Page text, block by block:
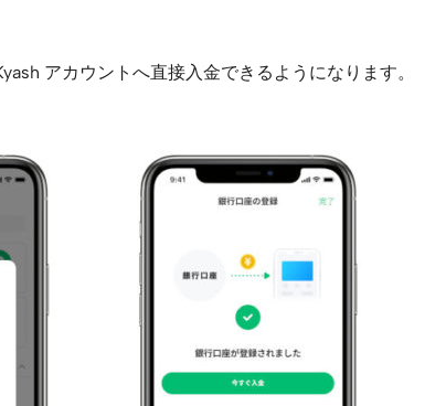
アカウントへ直接入金できるようになります。